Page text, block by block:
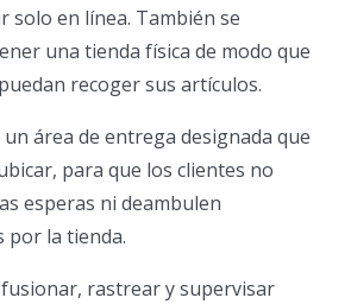
solo en línea. También se
una tienda física de modo que
recoger sus artículos.
área de entrega designada que
para que los clientes no
esperas ni deambulen
por la tienda.
rastrear y supervisar